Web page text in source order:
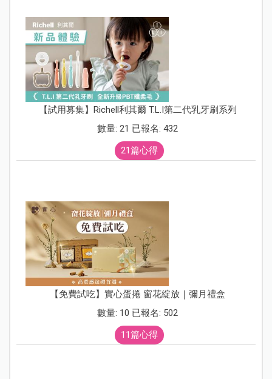
【試用募集】Richell利其爾 T.L.I第二代乳牙刷系列
數量: 21 已報名: 432
21篇心得
【免費試吃】實心蛋捲 窗花綻放｜彌月禮盒
數量: 10 已報名: 502
11篇心得